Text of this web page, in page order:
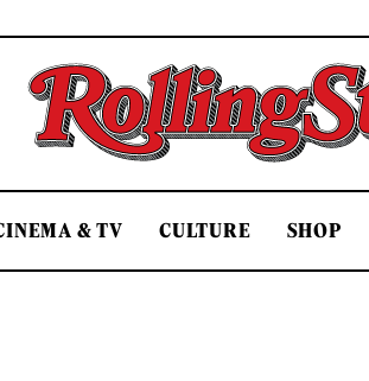
Rolling
& TV CULTURE SHOP